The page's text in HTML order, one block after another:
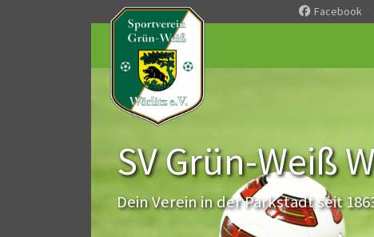
Facebook
SV Grün-Weiß
Dein Verein in der Parkstadt seit